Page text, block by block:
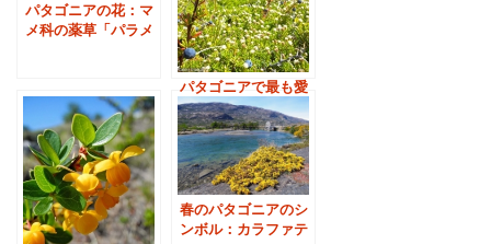
パタゴニアの花：マ
メ科の薬草「パラメ
パタゴニアで最も愛
される木の実：カラ
ファテ
春のパタゴニアのシ
ンボル：カラファテ